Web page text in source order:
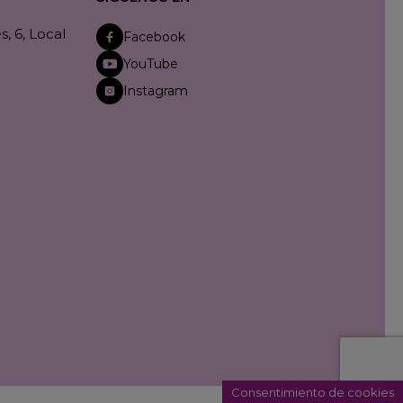
6, Local
Facebook
YouTube
Instagram
Consentimiento de cookies